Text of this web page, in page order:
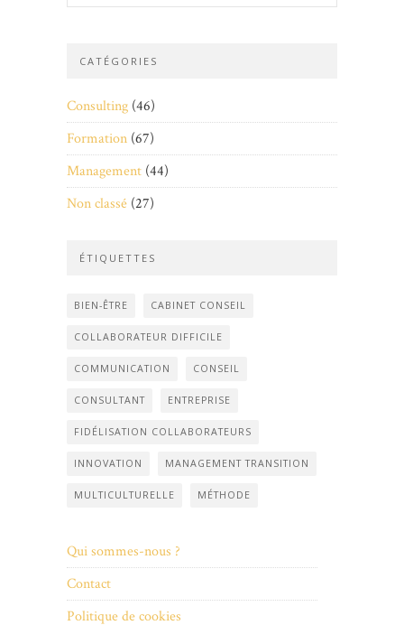
CATÉGORIES
Consulting (46)
Formation (67)
Management (44)
Non classé (27)
ÉTIQUETTES
BIEN-ÊTRE CABINET CONSEIL
COLLABORATEUR DIFFICILE
COMMUNICATION CONSEIL
CONSULTANT ENTREPRISE
FIDÉLISATION COLLABORATEURS
INNOVATION MANAGEMENT TRANSITION
MULTICULTURELLE MÉTHODE
Qui sommes-nous ?
Contact
Politique de cookies